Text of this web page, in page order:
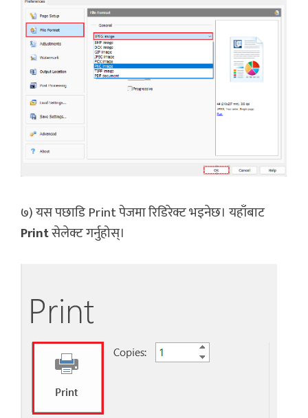
७) यस पछाडि Print पेजमा रिडिरेक्ट भइनेछ। यहाँबाट
Printसेलेक्ट गर्नुहोस्।